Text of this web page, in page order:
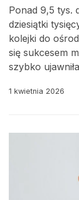
Ponad 9,5 tys.
dziesiątki
kolejki do
się sukcesem
szybko
1 kwietnia 2026